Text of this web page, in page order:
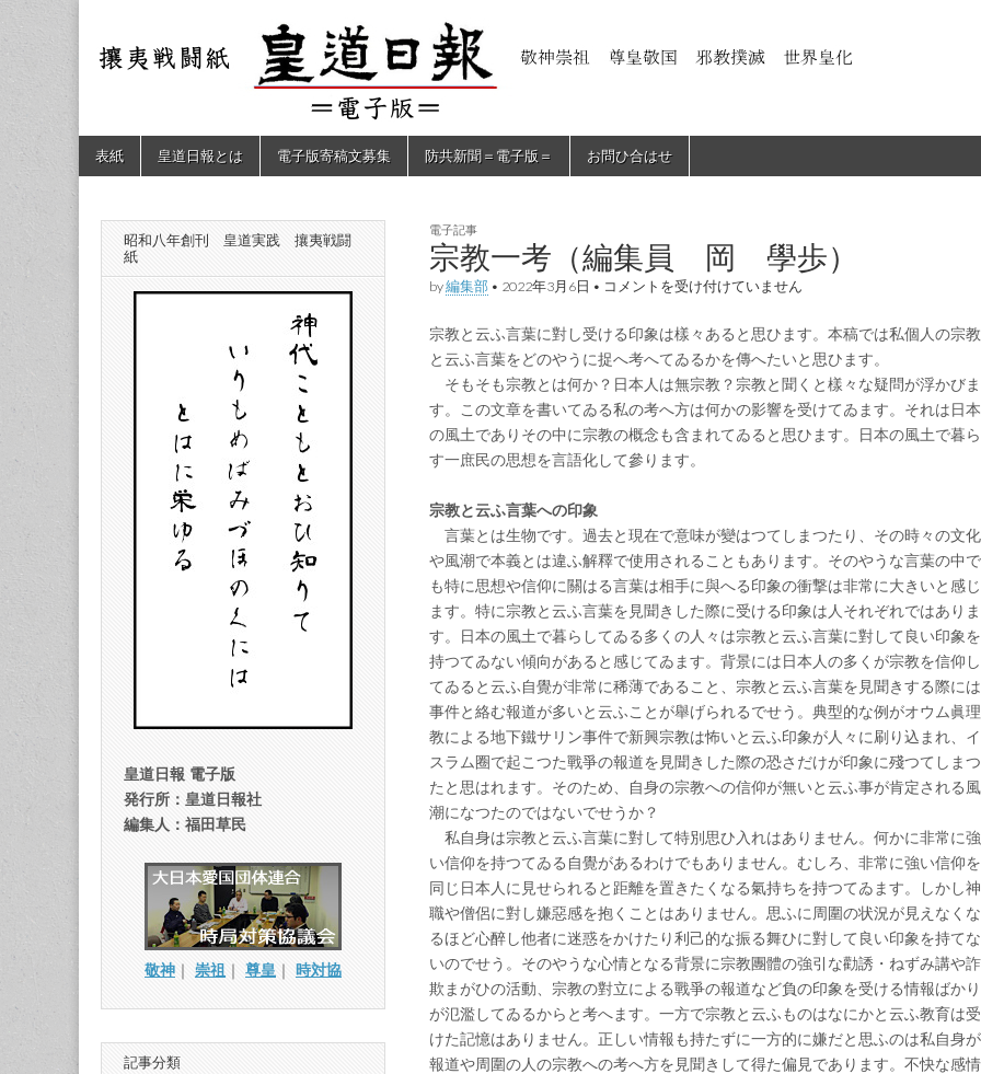
皇道
（防
共新
聞）
敬神
｜崇
祖｜
年創
刊
皇道
践
攘夷
戦闘
Main
menu
Skip
表紙 皇道日報とは 電子版寄稿文募集 防共新聞＝電子版＝ お問ひ合はせ
電子記事
宗教一考（編集員 岡 學歩）
by編集部 • 2022年3月6日 • 宗
考
（編
員
岡
學
歩）
は
コメントを受け付けていません
宗教と云ふ言葉に對し受ける印象は樣々あると思ひます。本稿では私個人の宗教
と云ふ言葉をどのやうに捉へ考へてゐるかを傳へたいと思ひます。
そもそも宗教とは何か？日本人は無宗教？宗教と聞くと樣々な疑問が浮かびま
す。この文章を書いてゐる私の考へ方は何かの影響を受けてゐます。それは日本
の風土でありその中に宗教の概念も含まれてゐると思ひます。日本の風土で暮ら
す一庶民の思想を言語化して參ります。
宗教と云ふ言葉への印象
言葉とは生物です。過去と現在で意味が變はつてしまつたり、その時々の文化
や風潮で本義とは違ふ解釋で使用されることもあります。そのやうな言葉の中で
も特に思想や信仰に關はる言葉は相手に與へる印象の衝撃は非常に大きいと感じ
ます。特に宗教と云ふ言葉を見聞きした際に受ける印象は人それぞれではありま
す。日本の風土で暮らしてゐる多くの人々は宗教と云ふ言葉に對して良い印象を
持つてゐない傾向があると感じてゐます。背景には日本人の多くが宗教を信仰し
てゐると云ふ自覺が非常に稀薄であること、宗教と云ふ言葉を見聞きする際には
事件と絡む報道が多いと云ふことが舉げられるでせう。典型的な例がオウム眞理
教による地下鐵サリン事件で新興宗教は怖いと云ふ印象が人々に刷り込まれ、イ
スラム圈で起こつた戰爭の報道を見聞きした際の恐さだけが印象に殘つてしまつ
たと思はれます。そのため、自身の宗教への信仰が無いと云ふ事が肯定される風
潮になつたのではないでせうか？
私自身は宗教と云ふ言葉に對して特別思ひ入れはありません。何かに非常に強
い信仰を持つてゐる自覺があるわけでもありません。むしろ、非常に強い信仰を
同じ日本人に見せられると距離を置きたくなる氣持ちを持つてゐます。しかし神
職や僧侶に對し嫌惡感を抱くことはありません。思ふに周圍の状況が見えなくな
るほど心醉し他者に迷惑をかけたり利己的な振る舞ひに對して良い印象を持てな
いのでせう。そのやうな心情となる背景に宗教團體の強引な勸誘・ねずみ講や詐
欺まがひの活動、宗教の對立による戰爭の報道など負の印象を受ける情報ばかり
が氾濫してゐるからと考へます。一方で宗教と云ふものはなにかと云ふ教育は受
けた記憶はありません。正しい情報も持たずに一方的に嫌だと思ふのは私自身が
報道や周圍の人の宗教への考へ方を見聞きして得た偏見であります。不快な感情
昭和八年創刊 皇道実践 攘夷戦闘
紙
皇道日報 電子版
発行所：皇道日報社
編集人：福田草民
敬神 ｜ 崇祖 ｜ 尊皇 ｜ 時対協
記事分類